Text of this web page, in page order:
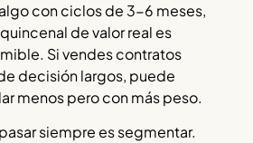
con ciclos de 3-6 meses,
de valor real es
Si vendes contratos
decisión largos, puede
menos pero con más peso.
siempre es segmentar.